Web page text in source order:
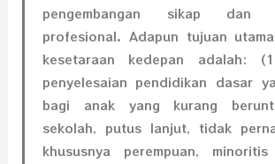
pengembangan sikap dan
profesional. Adapun tujuan
kesetaraan kedepan adalah:
penyelesaian pendidikan dasar
bagi anak yang kurang
sekolah, putus lanjut, tidak
khususnya perempuan,